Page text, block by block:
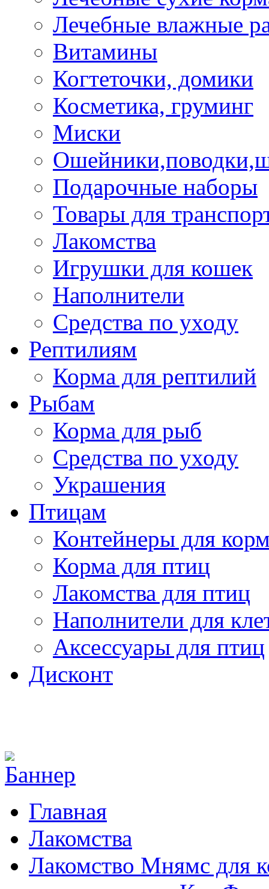
Лечебные влажные
Витамины
Когтеточки, домики
Косметика, груминг
Миски
Подарочные наборы
Товары для
Лакомства
Игрушки для кошек
Наполнители
Средства по уходу
Рептилиям
Корма для рептилий
Рыбам
Корма для рыб
Средства по уходу
Украшения
Птицам
Контейнеры для
Корма для птиц
Лакомства для птиц
Наполнители для
Аксессуары для птиц
Дисконт
Главная
Лакомства
Лакомство Мнямс для